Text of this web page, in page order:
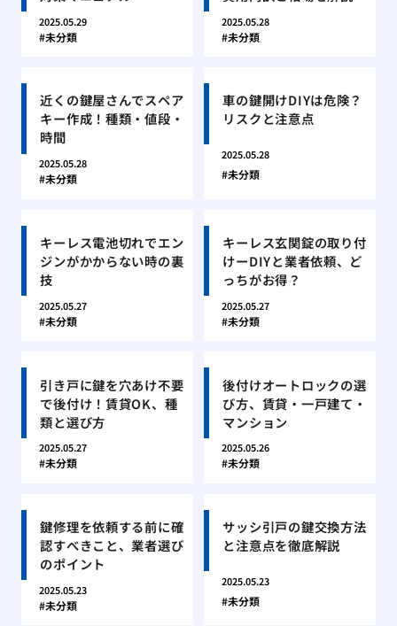
2025.05.29
未分類
2025.05.28
未分類
近くの鍵屋さんでスペア
キー作成！種類・値段・
時間
2025.05.28
未分類
車の鍵開けDIYは危険？
リスクと注意点
2025.05.28
未分類
キーレス電池切れでエン
ジンがかからない時の裏
技
2025.05.27
未分類
キーレス玄関錠の取り付
けーDIYと業者依頼、ど
っちがお得？
2025.05.27
未分類
引き戸に鍵を穴あけ不要
で後付け！賃貸OK、種
類と選び方
2025.05.27
未分類
後付けオートロックの選
び方、賃貸・一戸建て・
マンション
2025.05.26
未分類
鍵修理を依頼する前に確
認すべきこと、業者選び
のポイント
2025.05.23
未分類
サッシ引戸の鍵交換方法
と注意点を徹底解説
2025.05.23
未分類